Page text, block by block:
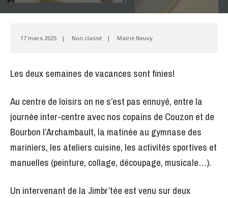
17 mars 2025 | Non classé | Mairie Neuvy
Les deux semaines de vacances sont finies!
Au centre de loisirs on ne s’est pas ennuyé, entre la
journée inter-centre avec nos copains de Couzon et de
Bourbon l’Archambault, la matinée au gymnase des
mariniers, les ateliers cuisine, les activités sportives et
manuelles (peinture, collage, découpage, musicale…).
Un intervenant de la Jimbr’tée est venu sur deux